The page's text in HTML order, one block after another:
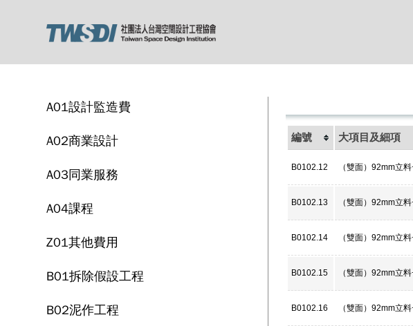
A01設計監造費
A02商業設計
A03同業服務
A04課程
Z01其他費用
B01拆除假設工程
B02泥作工程
編號 大項目及細項
B0102.12 （雙面）92mm立
B0102.13 （雙面）92mm立
B0102.14 （雙面）92mm立
B0102.15 （雙面）92mm立
B0102.16 （雙面）92mm立